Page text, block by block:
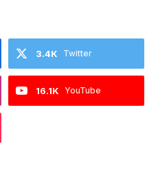
Twitter
3.4K
YouTube
16.1K